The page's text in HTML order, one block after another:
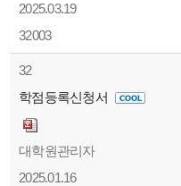
2025.03.19
32003
32
학점등록신청서
대학원관리자
2025.01.16